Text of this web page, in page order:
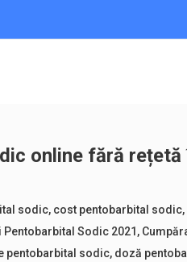
online fără rețetă
sodic, cost pentobarbital sodic,
Pentobarbital Sodic 2021 ,
pentobarbital sodic, doză